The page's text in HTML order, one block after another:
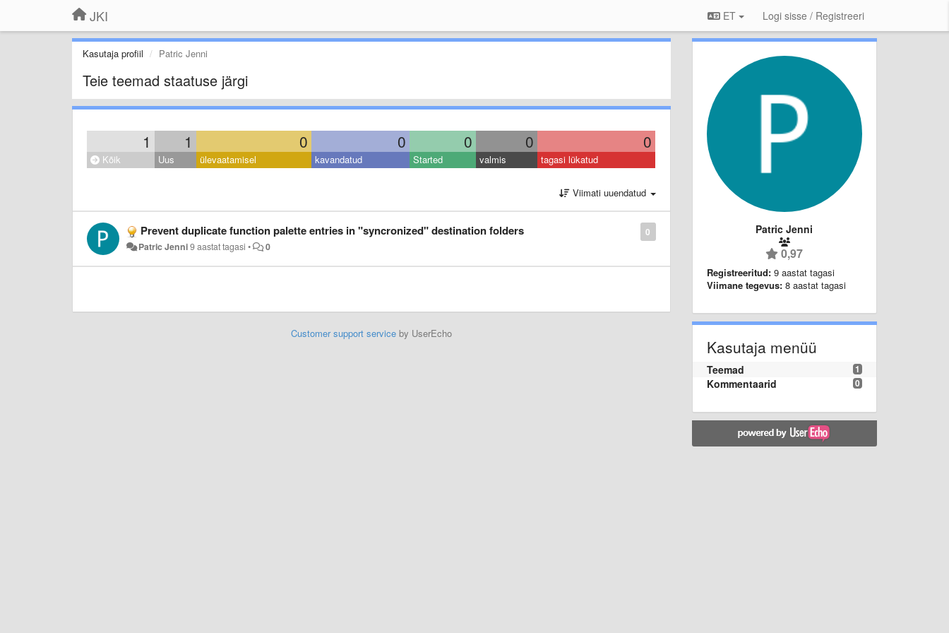
JKI ET Logi sisse / Registreeri
Kasutaja profiil Patric Jenni
Teie teemad staatuse järgi
1 1 0 0 0 0 0
Kõik Uus ülevaatamisel kavandatud Started valmis tagasi lükatud
Viimati uuendatud
0
Prevent duplicate function palette entries in "syncronized" destination folders
Patric Jenni9 aastat tagasi • 0
Customer support serviceby UserEcho
Patric Jenni
0,97
Registreeritud: 9 aastat tagasi
Viimane tegevus: 8 aastat tagasi
Kasutaja menüü
1
Teemad
0
Kommentaarid